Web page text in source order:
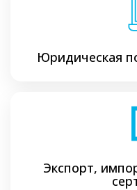
Юридическая
Экспорт,